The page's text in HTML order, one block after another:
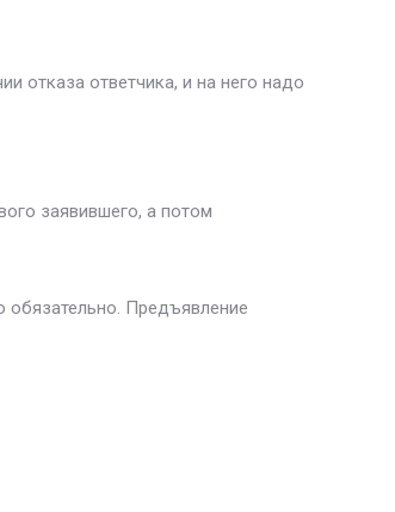
отказа ответчика, и на него надо
заявившего, а потом
Предъявление